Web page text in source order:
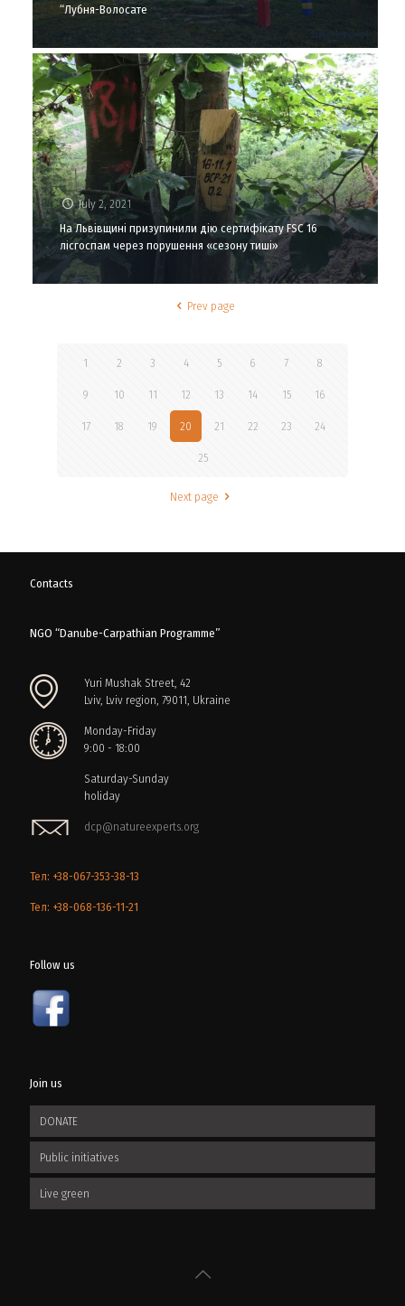
“Лубня-Волосате
July 2, 2021
На Львівщині призупинили дію сертифікату FSC 16
лісгоспам через порушення «сезону тиші»
Prev page
1 2 3 4 5 6 7 8
9 10 11 12 13 14 15 16
17 18 19 20 21 22 23 24
25
Next page
Contacts
NGO “Danube-Carpathian Programme”
Yuri Mushak Street, 42
Lviv, Lviv region, 79011, Ukraine
Monday-Friday
9:00 - 18:00
Saturday-Sunday
holiday
dcp@natureexperts.org
Тел: +38-067-353-38-13
Тел: +38-068-136-11-21
Follow us
Join us
DONATE
Public initiatives
Live green